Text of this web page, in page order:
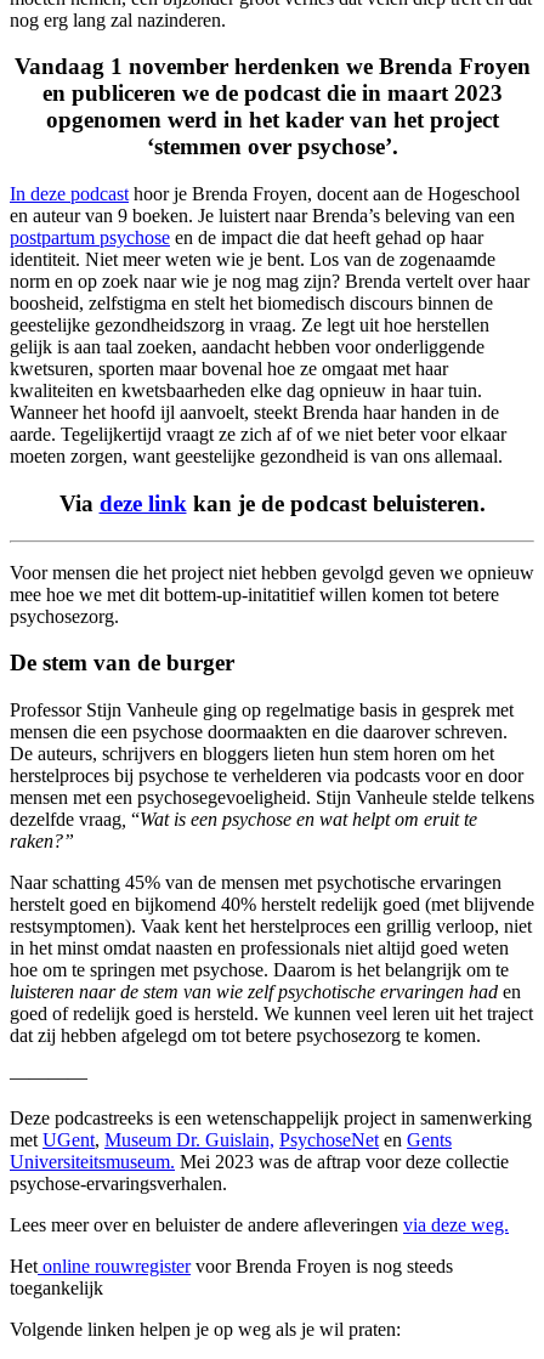
nog erg lang zal nazinderen.
Vandaag 1 november herdenken we Brenda Froyen
en publiceren we de podcast die in maart 2023
opgenomen werd in het kader van het project
‘stemmen over psychose’.
In deze podcast hoor je Brenda Froyen, docent aan de Hogeschool
en auteur van 9 boeken. Je luistert naar Brenda’s beleving van een
postpartum psychose en de impact die dat heeft gehad op haar
identiteit. Niet meer weten wie je bent. Los van de zogenaamde
norm en op zoek naar wie je nog mag zijn? Brenda vertelt over haar
boosheid, zelfstigma en stelt het biomedisch discours binnen de
geestelijke gezondheidszorg in vraag. Ze legt uit hoe herstellen
gelijk is aan taal zoeken, aandacht hebben voor onderliggende
kwetsuren, sporten maar bovenal hoe ze omgaat met haar
kwaliteiten en kwetsbaarheden elke dag opnieuw in haar tuin.
Wanneer het hoofd ijl aanvoelt, steekt Brenda haar handen in de
aarde. Tegelijkertijd vraagt ze zich af of we niet beter voor elkaar
moeten zorgen, want geestelijke gezondheid is van ons allemaal.
Via deze link kan je de podcast beluisteren.
Voor mensen die het project niet hebben gevolgd geven we opnieuw
mee hoe we met dit bottem-up-initatitief willen komen tot betere
psychosezorg.
De stem van de burger
Professor Stijn Vanheule ging op regelmatige basis in gesprek met
mensen die een psychose doormaakten en die daarover schreven.
De auteurs, schrijvers en bloggers lieten hun stem horen om het
herstelproces bij psychose te verhelderen via podcasts voor en door
mensen met een psychosegevoeligheid. Stijn Vanheule stelde telkens
dezelfde vraag “Wat is een psychose en wat helpt om eruit te
raken?”
Naar schatting 45% van de mensen met psychotische ervaringen
herstelt goed en bijkomend 40% herstelt redelijk goed (met blijvende
restsymptomen). Vaak kent het herstelproces een grillig verloop, niet
in het minst omdat naasten en professionals niet altijd goed weten
hoe om te springen met psychose. Daarom is het belangrijk om te
luisteren naar de stem van wie zelf psychotische ervaringen had en
goed of redelijk goed is hersteld. We kunnen veel leren uit het traject
dat zij hebben afgelegd om tot betere psychosezorg te komen.
————
Deze podcastreeks is een wetenschappelijk project in samenwerking
met UGent, Museum Dr. Guislain, PsychoseNet en Gents
Universiteitsmuseum. Mei 2023 was de aftrap voor deze collectie
psychose-ervaringsverhalen.
Lees meer over en beluister de andere afleveringen via deze weg.
Het online rouwregistervoor Brenda Froyen is nog steeds
toegankelijk
Volgende linken helpen je op weg als je wil praten: